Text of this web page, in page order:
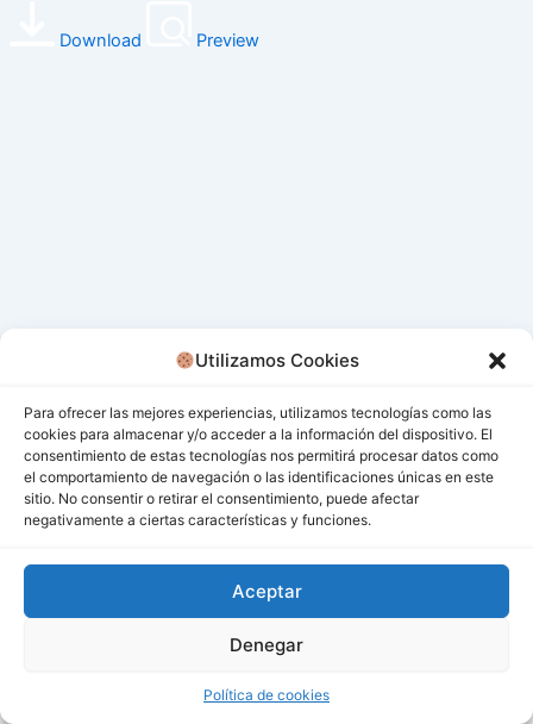
Utilizamos Cookies
Para ofrecer las mejores experiencias, utilizamos tecnologías como las
cookies para almacenar y/o acceder a la información del dispositivo. El
consentimiento de estas tecnologías nos permitirá procesar datos como
el comportamiento de navegación o las identificaciones únicas en este
sitio. No consentir o retirar el consentimiento, puede afectar
negativamente a ciertas características y funciones.
Aceptar
Denegar
Política de cookies
Download Preview
Todos los derechos © 2026 San Miguel De Los Bancos |